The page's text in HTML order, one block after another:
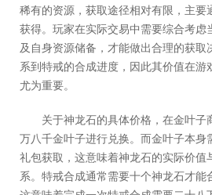
稀有的资源，获取途径相对有限，主要
获得。玩家在实际交易中需要综合考虑
及自身资源储备，才能做出合理的获取
系到特戒的合成进度，因此其价值在游
尤为重要。
关于神龙石的具体价格，在金叶子
万八千金叶子进行兑换。而金叶子本身
礼包获取，这意味着神龙石的实际价值
系。特戒合成通常需要十个神龙石才能